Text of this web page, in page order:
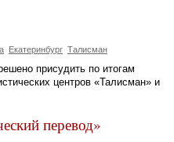
Екатеринбург Талисман
присудить по итогам
центров «Талисман» и
перевод»